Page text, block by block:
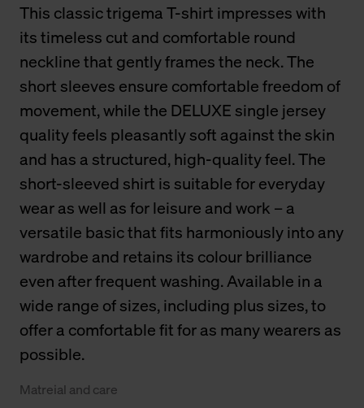
This classic trigema T-shirt impresses with
its timeless cut and comfortable round
neckline that gently frames the neck. The
short sleeves ensure comfortable freedom of
movement, while the DELUXE single jersey
quality feels pleasantly soft against the skin
and has a structured, high-quality feel. The
short-sleeved shirt is suitable for everyday
wear as well as for leisure and work – a
versatile basic that fits harmoniously into any
wardrobe and retains its colour brilliance
even after frequent washing. Available in a
wide range of sizes, including plus sizes, to
offer a comfortable fit for as many wearers as
possible.
Matreial and care